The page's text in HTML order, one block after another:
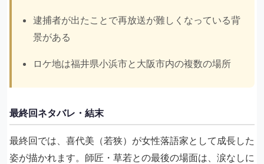
逮捕者が出たことで再放送が難しくなっている背
景がある
ロケ地は福井県小浜市と大阪市内の複数の場所
最終回ネタバレ・結末
最終回では、喜代美（若狭）が女性落語家として成長した
姿が描かれます。師匠・草若との最後の場面は、涙なしに